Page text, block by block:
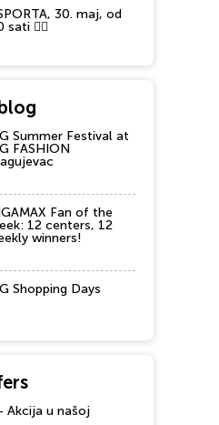
30. maj, od
sati 🏃‍♂️
Summer Festival at
FASHION
Fan of the
12 centers, 12
winners!
Shopping Days
Akcija u našoj